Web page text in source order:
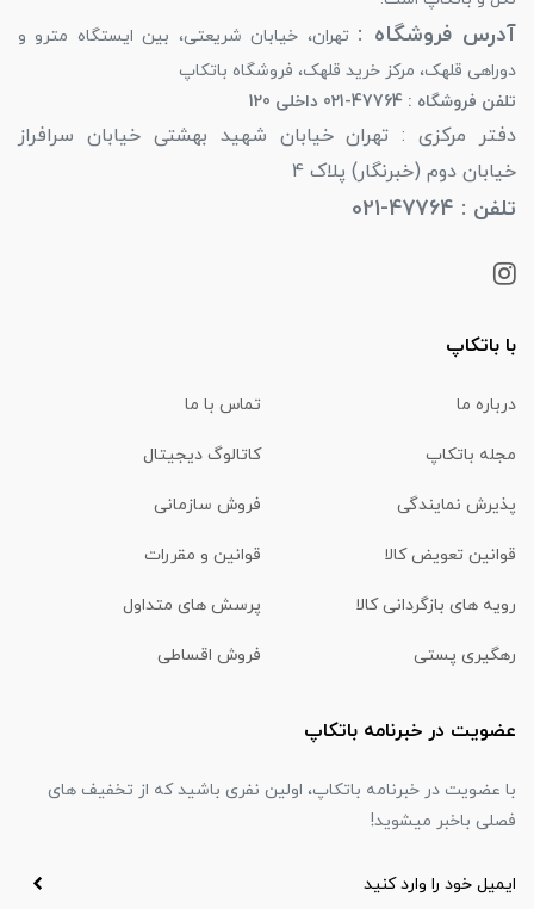
آدرس فروشگاه : تهران، خیابان شریعتی، بین ایستگاه مترو و
دوراهی قلهک، مرکز خرید قلهک، فروشگاه باتکاپ
تلفن فروشگاه : 47764-021 داخلی 120
دفتر مرکزی : تهران خیابان شهید بهشتی خیابان سرافراز
خیابان دوم (خبرنگار) پلاک 4
تلفن : 47764-021
با باتکاپ
درباره ما تماس با ما
مجله باتکاپ کاتالوگ دیجیتال
پذیرش نمایندگی فروش سازمانی
قوانین تعویض کالا قوانین و مقررات
رویه های بازگردانی کالا پرسش های متداول
رهگیری پستی فروش اقساطی
عضویت در خبرنامه باتکاپ
با عضویت در خبرنامه باتکاپ، اولین نفری باشید که از تخفیف های
فصلی باخبر میشوید!